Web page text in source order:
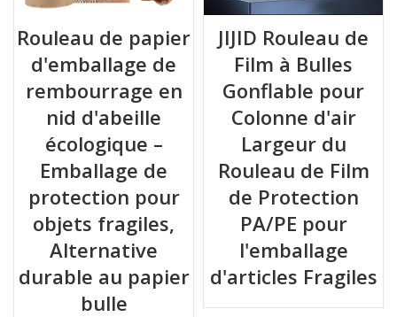
Rouleau de papier
d'emballage de
rembourrage en
nid d'abeille
écologique –
Emballage de
protection pour
objets fragiles,
Alternative
durable au papier
bulle
JIJID Rouleau de
Film à Bulles
Gonflable pour
Colonne d'air
Largeur du
Rouleau de Film
de Protection
PA/PE pour
l'emballage
d'articles Fragiles